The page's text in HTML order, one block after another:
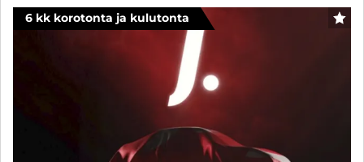
6 kk korotonta ja kulutonta